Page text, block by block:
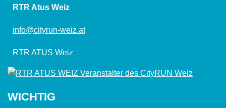
RTR Atus Weiz
info@cityrun-weiz.at
RTR ATUS Weiz
WICHTIG